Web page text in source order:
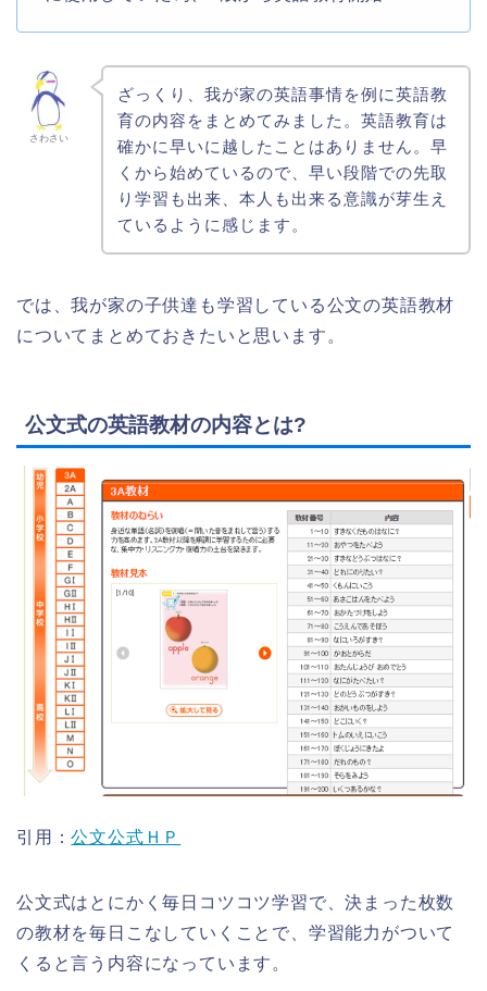
さわさい
ざっくり、我が家の英語事情を例に英語教
育の内容をまとめてみました。英語教育は
確かに早いに越したことはありません。早
くから始めているので、早い段階での先取
り学習も出来、本人も出来る意識が芽生え
ているように感じます。
では、我が家の子供達も学習している公文の英語教材
についてまとめておきたいと思います。
公文式の英語教材の内容とは?
引用：公文公式ＨＰ
公文式はとにかく毎日コツコツ学習で、決まった枚数
の教材を毎日こなしていくことで、学習能力がついて
くると言う内容になっています。